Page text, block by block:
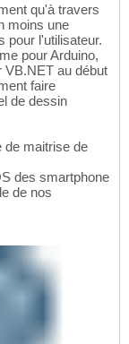
qu'à travers
moins une
pour l'utilisateur.
pour Arduino,
VB.NET au début
faire
de dessin
de maitrise de
des smartphone
de nos